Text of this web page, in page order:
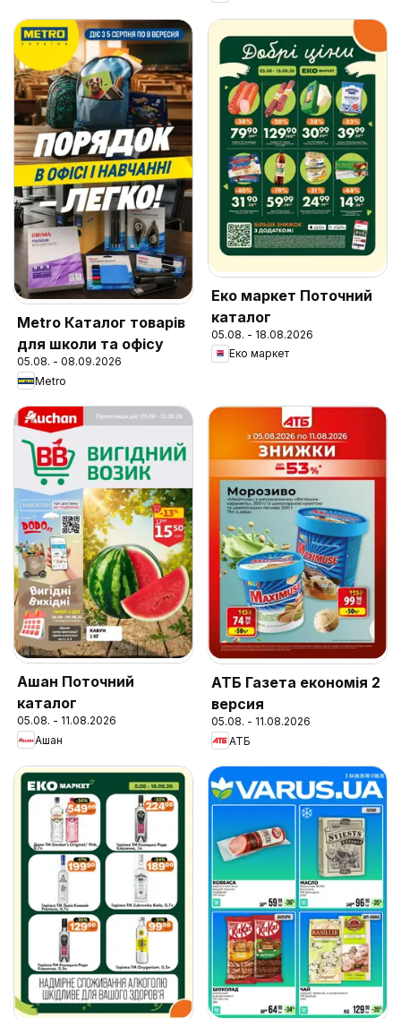
Metro Каталог товарів
для школи та офісу
05.08. - 08.09.2026
Metro
Еко маркет Поточний
каталог
05.08. - 18.08.2026
Еко маркет
Ашан Поточний
каталог
05.08. - 11.08.2026
Ашан
АТБ Газета економія 2
версия
05.08. - 11.08.2026
АТБ